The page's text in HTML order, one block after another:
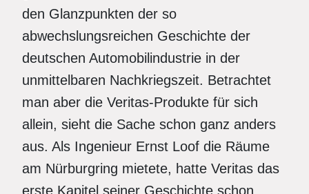
den Glanzpunkten der so
abwechslungsreichen Geschichte der
deutschen Automobilindustrie in der
unmittelbaren Nachkriegszeit. Betrachtet
man aber die Veritas-Produkte für sich
allein, sieht die Sache schon ganz anders
aus. Als Ingenieur Ernst Loof die Räume
am Nürburgring mietete, hatte Veritas das
erste Kapitel seiner Geschichte schon